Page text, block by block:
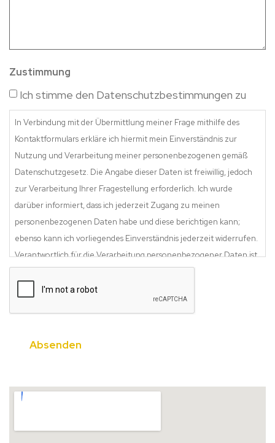
Zustimmung
Ich stimme den Datenschutzbestimmungen zu
In Verbindung mit der Übermittlung meiner Frage mithilfe des
Kontaktformulars erkläre ich hiermit mein Einverständnis zur
Nutzung und Verarbeitung meiner personenbezogenen gemäß
Datenschutzgesetz. Die Angabe dieser Daten ist freiwillig, jedoch
zur Verarbeitung Ihrer Fragestellung erforderlich. Ich wurde
darüber informiert, dass ich jederzeit Zugang zu meinen
personenbezogenen Daten habe und diese berichtigen kann;
ebenso kann ich vorliegendes Einverständnis jederzeit widerrufen.
Verantwortlich für die Verarbeitung personenbezogener Daten ist
die Zaki Zäune Karol Zakryszko mit Sitz in ul./Str. Ogrodowa 35,
66-460 Witnica, Poland.
CAPTCHA